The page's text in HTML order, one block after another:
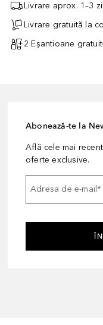
Livrare aprox. 1–3
Livrare gratuită la
2 Eșantioane
Abonează-te la
Află cele mai
oferte exclusive.
Adresa de e-mail*